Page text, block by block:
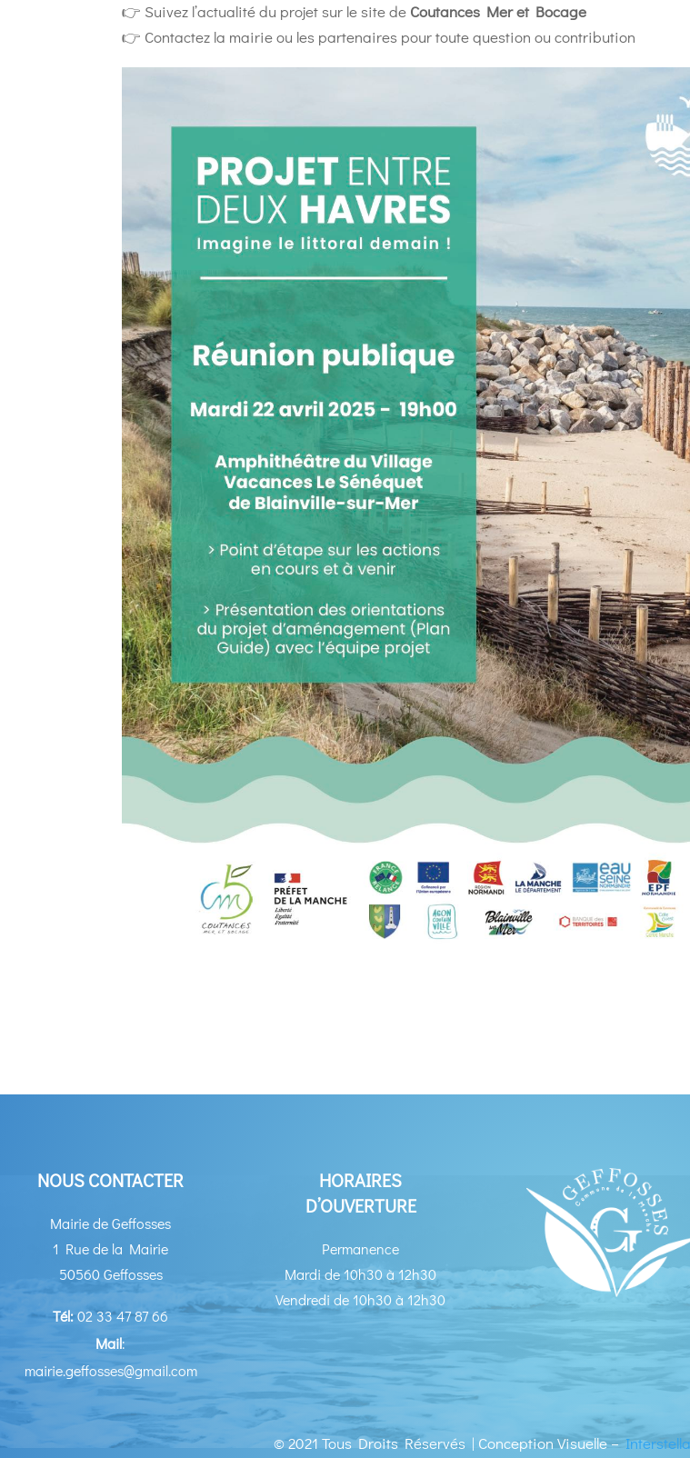
👉 Suivez l’actualité du projet sur le site de Coutances Mer et Bocage
👉 Contactez la mairie ou les partenaires pour toute question ou contribution
NOUS CONTACTER
Mairie de Geffosses
1 Rue de la Mairie
50560 Geffosses
Tél:02 33 47 87 66
Mail:
mairie.geffosses@gmail.com
HORAIRES
D’OUVERTURE
Permanence
Mardi de 10h30 à 12h30
Vendredi de 10h30 à 12h30
© 2021 Tous Droits Réservés | Conception Visuelle –